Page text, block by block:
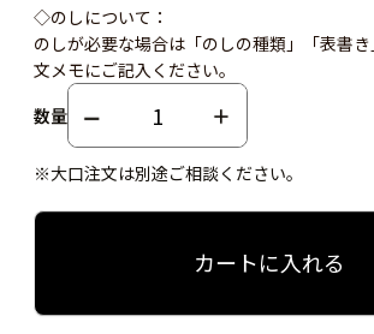
◇のしについて：
のしが必要な場合は「のしの種類」「表書
文メモにご記入ください。
数量
※大口注文は別途ご相談ください。
カートに入れる